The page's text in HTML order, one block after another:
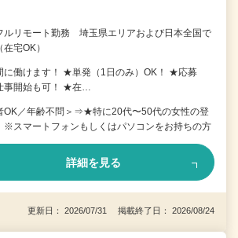
リモート勤務 埼玉県エリアおよび日本全国で
宅OK）
に働けます！ ★単発（1日のみ）OK！ ★応募
事開始も可！ ★在…
OK／年齢不問＞⇒★特に20代〜50代の女性の登
マートフォンもしくはパソコンをお持ちの方
詳細を見る
更新日： 2026/07/31 掲載終了日： 2026/08/24